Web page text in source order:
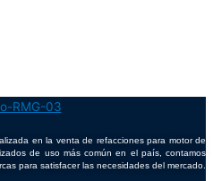
en la venta de refacciones para motor de
de uso más común en el país, contamos
para satisfacer las necesidades del mercado.